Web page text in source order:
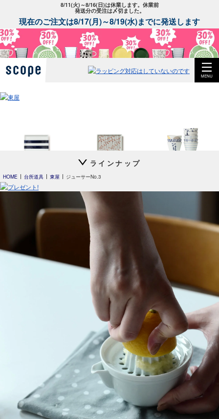
8/11(火)～8/16(日)は休業します。休業前
発送分の受注は〆切ました。
現在のご注文は8/17(月)～8/19(水)までに発送します
MENU
スキー01
平長 石本藤雄
干し柿・田田道・野道
猪口 蛇の目高台
猪口
丑年 うし うし うし
ラインナップ
HOME 台所道具 東屋 ジューサーNo.3